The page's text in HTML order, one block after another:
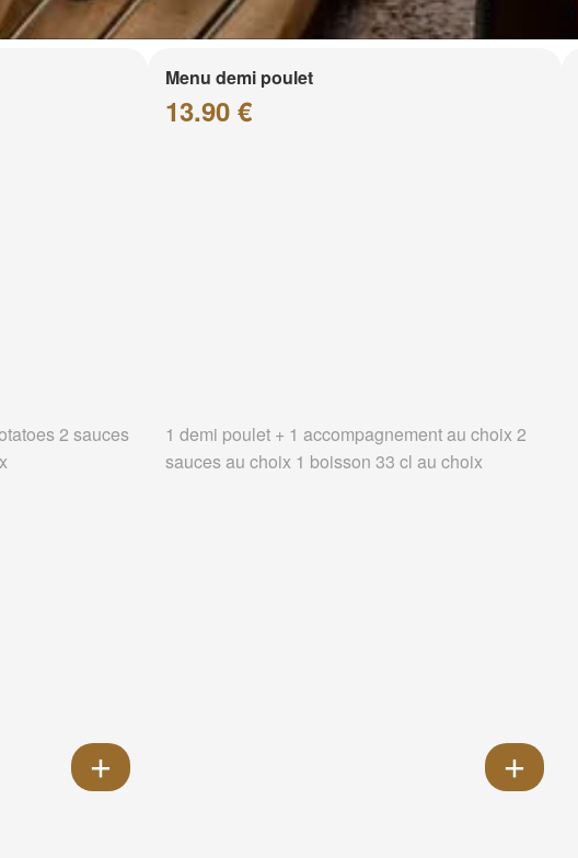
2 sauces
Menu demi poulet
13.90 €
1 demi poulet + 1 accompagnement au choix 2
sauces au choix 1 boisson 33 cl au choix